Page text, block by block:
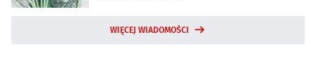
WIĘCEJ WIADOMOŚCI